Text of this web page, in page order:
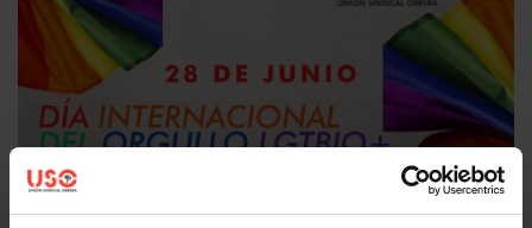
Igualdad
Discriminación LGTBIQ+: el 77,8% del colectivo oculta su